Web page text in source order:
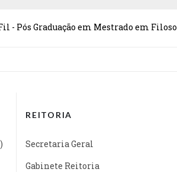
- Pós Graduação em Mestrado em
REITORIA
Secretaria Geral
Gabinete Reitoria